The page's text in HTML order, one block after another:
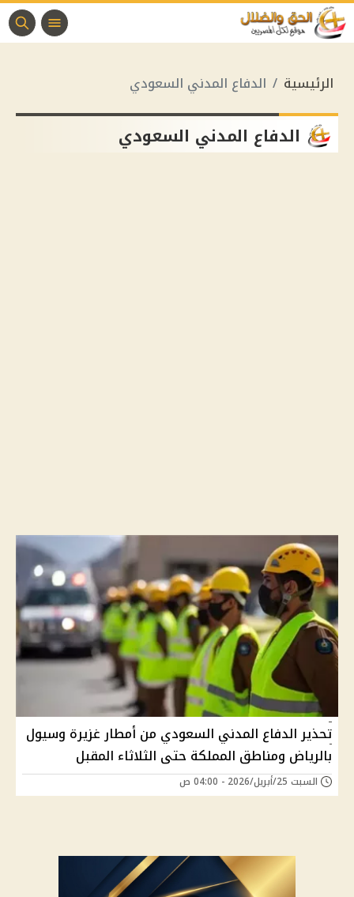
الرئيسية الدفاع المدني السعودي
الدفاع المدني السعودي
تحذير الدفاع المدني السعودي من أمطار غزيرة وسيول
بالرياض ومناطق المملكة حتى الثلاثاء المقبل
السبت 25/أبريل/2026 - 04:00 ص